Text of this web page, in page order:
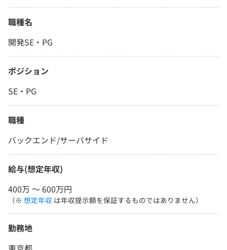
職種名
開発SE・PG
ポジション
SE・PG
職種
バックエンド/サーバサイド
給与(想定年収)
400万 〜 600万円
（※ 想定年収 は年収提示額を保証するものではありません）
勤務地